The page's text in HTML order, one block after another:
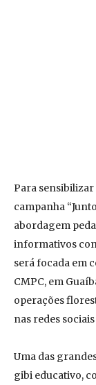
Para sensibilizar
campanha
abordagem
informativos
será focada em
CMPC, em
operações
nas redes
Uma das
gibi educativo,